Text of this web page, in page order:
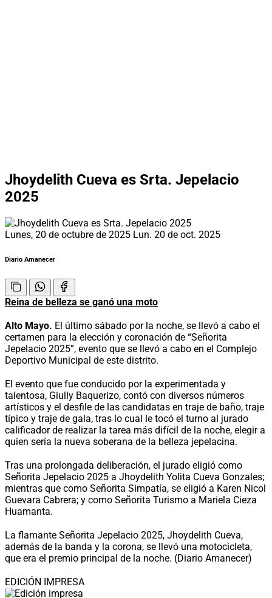
Jhoydelith Cueva es Srta. Jepelacio
2025
Lunes, 20 de octubre de 2025 Lun. 20 de oct. 2025
Diario Amanecer
Reina de belleza se ganó una moto
Alto Mayo. El último sábado por la noche, se llevó a cabo el
certamen para la elección y coronación de “Señorita
Jepelacio 2025”, evento que se llevó a cabo en el Complejo
Deportivo Municipal de este distrito.
El evento que fue conducido por la experimentada y
talentosa, Giully Baquerizo, contó con diversos números
artísticos y el desfile de las candidatas en traje de baño, traje
típico y traje de gala, tras lo cual le tocó el turno al jurado
calificador de realizar la tarea más difícil de la noche, elegir a
quien sería la nueva soberana de la belleza jepelacina.
Tras una prolongada deliberación, el jurado eligió como
Señorita Jepelacio 2025 a Jhoydelith Yolita Cueva Gonzales;
mientras que como Señorita Simpatía, se eligió a Karen Nicol
Guevara Cabrera; y como Señorita Turismo a Mariela Cieza
Huamanta.
La flamante Señorita Jepelacio 2025, Jhoydelith Cueva,
además de la banda y la corona, se llevó una motocicleta,
que era el premio principal de la noche. (Diario Amanecer)
EDICIÓN IMPRESA